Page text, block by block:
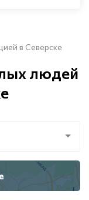
в Северске
людей